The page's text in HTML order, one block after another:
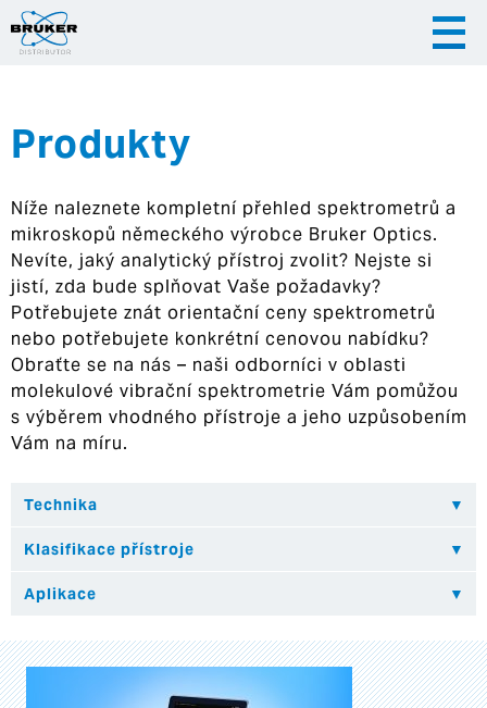
|
Hrvatska
Produkty
Níže naleznete kompletní přehled spektrometrů a
mikroskopů německého výrobce Bruker Optics.
Nevíte, jaký analytický přístroj zvolit? Nejste si
jistí, zda bude splňovat Vaše požadavky?
Potřebujete znát orientační ceny spektrometrů
nebo potřebujete konkrétní cenovou nabídku?
Obraťte se na nás – naši odborníci v oblasti
molekulové vibrační spektrometrie Vám pomůžou
s výběrem vhodného přístroje a jeho uzpůsobením
Vám na míru.